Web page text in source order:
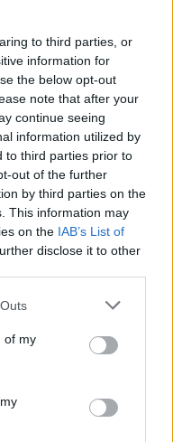
to third parties, or
information for
the below opt-out
note that after your
continue seeing
information utilized by
to third parties prior to
out of the further
by third parties on the
This information may
on the IAB’s List of
disclose it to other
of my
questo
I messaggi inclusi nei
dai singoli lettori che
filtro preventivo. I commenti
rimossi in automatico dal